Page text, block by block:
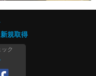
新規取得
ク